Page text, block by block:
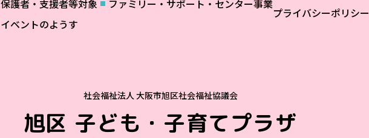
保護者・支援者等対象
イベントのようす
ファミリー・サポート・センター事業
プライバシーポリシー
社会福祉法人 大阪市旭区社会福祉協議会
旭区 子ども・子育てプラザ